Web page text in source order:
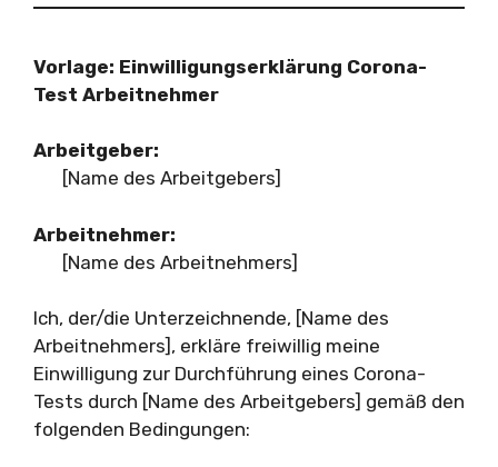
Vorlage: Einwilligungserklärung Corona-
Test Arbeitnehmer
Arbeitgeber:
[Name des Arbeitgebers]
Arbeitnehmer:
[Name des Arbeitnehmers]
Ich, der/die Unterzeichnende, [Name des
Arbeitnehmers], erkläre freiwillig meine
Einwilligung zur Durchführung eines Corona-
Tests durch [Name des Arbeitgebers] gemäß den
folgenden Bedingungen: